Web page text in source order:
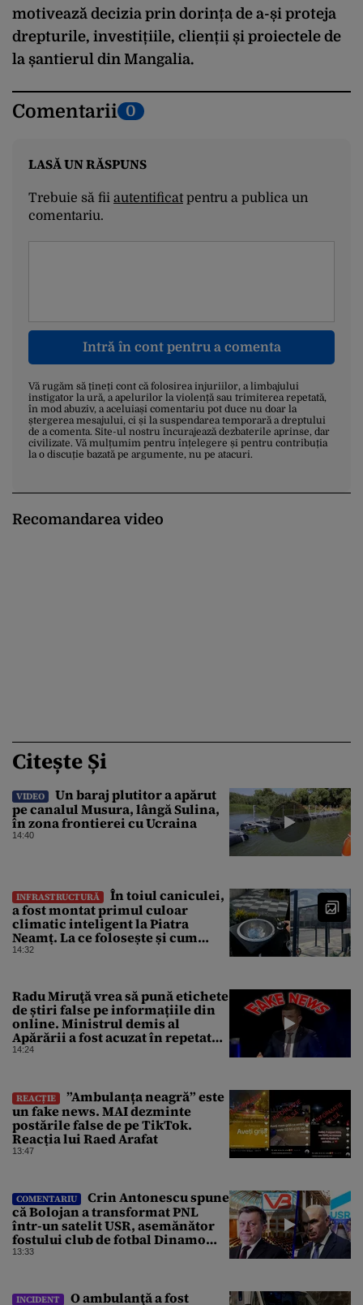
motivează decizia prin dorința de a-și proteja
drepturile, investițiile, clienții și proiectele de
la șantierul din Mangalia.
Comentarii 0
LASĂ UN RĂSPUNS
Trebuie să fii autentificatpentru a publica un
comentariu.
Intră în cont pentru a comenta
Vă rugăm să țineți cont că folosirea injuriilor, a limbajului
instigator la ură, a apelurilor la violență sau trimiterea repetată,
în mod abuziv, a aceluiași comentariu pot duce nu doar la
ștergerea mesajului, ci și la suspendarea temporară a dreptului
de a comenta. Site-ul nostru încurajează dezbaterile aprinse, dar
civilizate. Vă mulțumim pentru înțelegere și pentru contribuția
la o discuție bazată pe argumente, nu pe atacuri.
Recomandarea video
Citește Și
VIDEO
Un baraj plutitor a apărut
pe canalul Musura, lângă Sulina,
în zona frontierei cu Ucraina
14:40
INFRASTRUCTURĂ
În toiul caniculei,
a fost montat primul culoar
climatic inteligent la Piatra
Neamț. La ce folosește și cum
arată
14:32
Radu Miruţă vrea să pună etichete
de știri false pe informațiile din
online. Ministrul demis al
Apărării a fost acuzat în repetate
rânduri că răspândeşte el însuși
14:24
REACȚIE
”Ambulanța neagră” este
un fake news. MAI dezminte
postările false de pe TikTok.
Reacția lui Raed Arafat
13:47
COMENTARIU
Crin Antonescu spune
că Bolojan a transformat PNL
într-un satelit USR, asemănător
fostului club de fotbal Dinamo
Victoria, care a aparținut Miliției
13:33
INCIDENT
O ambulanţă a fost